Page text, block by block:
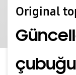
Original
çubuğu